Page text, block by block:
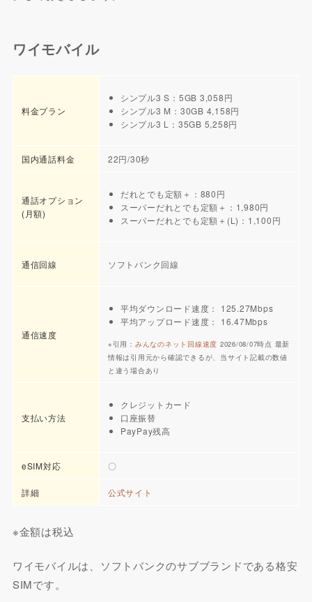
ワイモバイル
料金プラン
シンプル3 S：5GB 3,058円
シンプル3 M：30GB 4,158円
シンプル3 L：35GB 5,258円
国内通話料金 22円/30秒
通話オプション
(月額)
だれとでも定額＋：880円
スーパーだれとでも定額＋：1,980円
スーパーだれとでも定額＋(L)：1,100円
通信回線 ソフトバンク回線
通信速度
平均ダウンロード速度： 125.27Mbps
平均アップロード速度： 16.47Mbps
※引用： みんなのネット回線速度 2026/08/07時点 最新
情報は引用元から確認できるが、当サイト記載の数値
と違う場合あり
支払い方法
クレジットカード
口座振替
PayPay残高
eSIM対応 〇
詳細 公式サイト
※金額は税込
ワイモバイルは、ソフトバンクのサブブランドである格安
SIMです。